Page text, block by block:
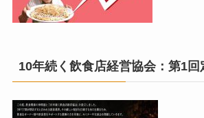
10年続く飲食店経営協会：第1回